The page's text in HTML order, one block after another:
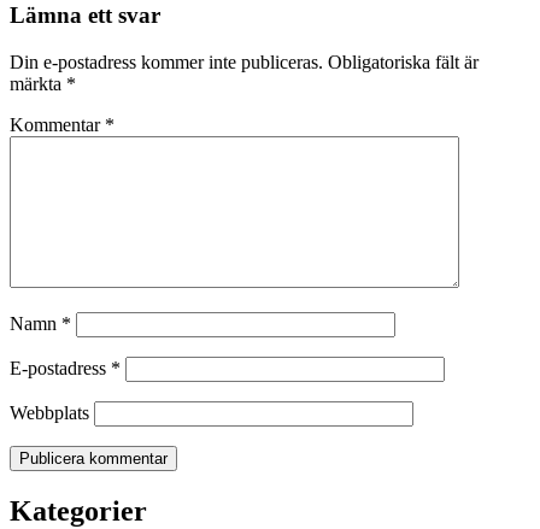
Lämna ett svar
Din e-postadress kommer inte publiceras. Obligatoriska fält är
märkta *
Kommentar *
Namn *
E-postadress *
Webbplats
Kategorier